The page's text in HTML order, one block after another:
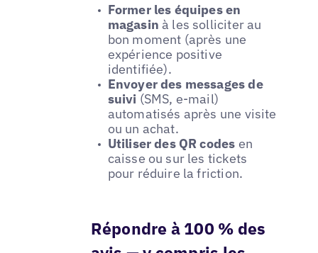
Former les équipes en
magasin à les solliciter au
bon moment (après une
expérience positive
identifiée).
Envoyer des messages de
suivi (SMS, e-mail)
automatisés après une visite
ou un achat.
Utiliser des QR codes en
caisse ou sur les tickets
pour réduire la friction.
Répondre à 100 % des